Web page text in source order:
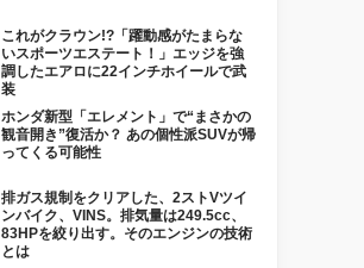
これがクラウン!?「躍動感がたまらな
いスポーツエステート！」エッジを強
調したエアロに22インチホイールで武
装
ホンダ新型「エレメント」で“まさかの
観音開き”復活か？ あの個性派SUVが帰
ってくる可能性
排ガス規制をクリアした、2ストVツイ
ンバイク、VINS。排気量は249.5cc、
83HPを絞り出す。そのエンジンの技術
とは